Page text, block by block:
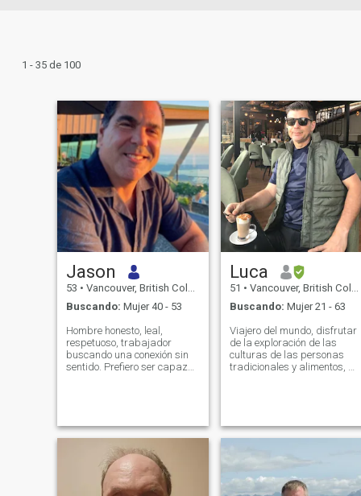
1 - 35 de 100
Jason
53 • Vancouver, British Columbia, Canadá
Buscando: Mujer 40 - 53
Hombre honesto, leal,
respetuoso, trabajador
buscando una conexión sin
sentido. Prefiero ser capaz
canadiense confiado y
atlético que valora la
sinceridad, la lealtad, la
honestidad y la familia. Vivo
una vida activa y
equilibrada Trabajo duro,
Luca
51 • Vancouver, British Columbia, Canadá
Buscando: Mujer 21 - 63
Viajero del mundo, disfrutar
de la exploración de las
culturas de las personas
tradicionales y alimentos, me
mi salud diaria caminar Nos
encontramos para dar un
puertas o ubicación y obtener
buena comida y disfrutar de
la presión libre de tiempo de